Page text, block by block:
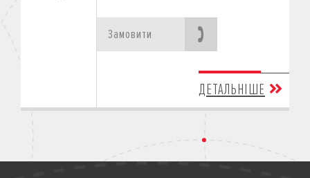
Замовити
ДЕТАЛЬНІШЕ